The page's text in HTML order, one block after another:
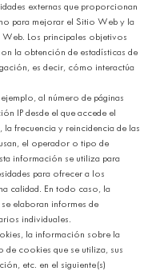
externas que proporcionan
para mejorar el Sitio Web y la
Los principales objetivos
la obtención de estadísticas de
es decir, cómo interactúa
al número de páginas
IP desde el que accede el
frecuencia y reincidencia de las
el operador o tipo de
información se utiliza para
para ofrecer a los
calidad. En todo caso, la
elaboran informes de
individuales.
la información sobre la
cookies que se utiliza, sus
etc. en el siguiente(s)